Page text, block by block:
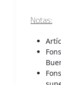
Notas: